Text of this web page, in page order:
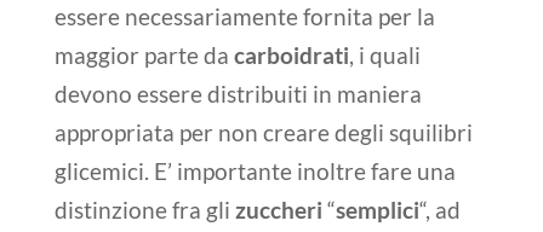
essere necessariamente fornita per la
maggior parte da carboidrati, i quali
devono essere distribuiti in maniera
appropriata per non creare degli squilibri
glicemici. E’ importante inoltre fare una
distinzione fra gli zuccheri “semplici“, ad